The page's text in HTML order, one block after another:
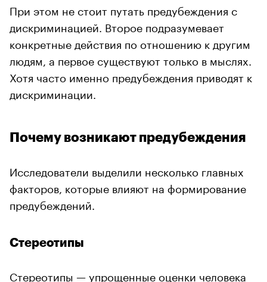
При этом не стоит путать предубеждения с
дискриминацией. Второе подразумевает
конкретные действия по отношению к другим
людям, а первое существуют только в мыслях.
Хотя часто именно предубеждения приводят к
дискриминации.
Почему возникают предубеждения
Исследователи выделили несколько главных
факторов, которые влияют на формирование
предубеждений.
Стереотипы
Стереотипы — упрощенные оценки человека